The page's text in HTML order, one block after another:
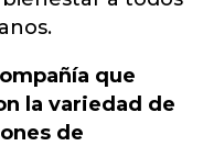
que
la variedad de
de